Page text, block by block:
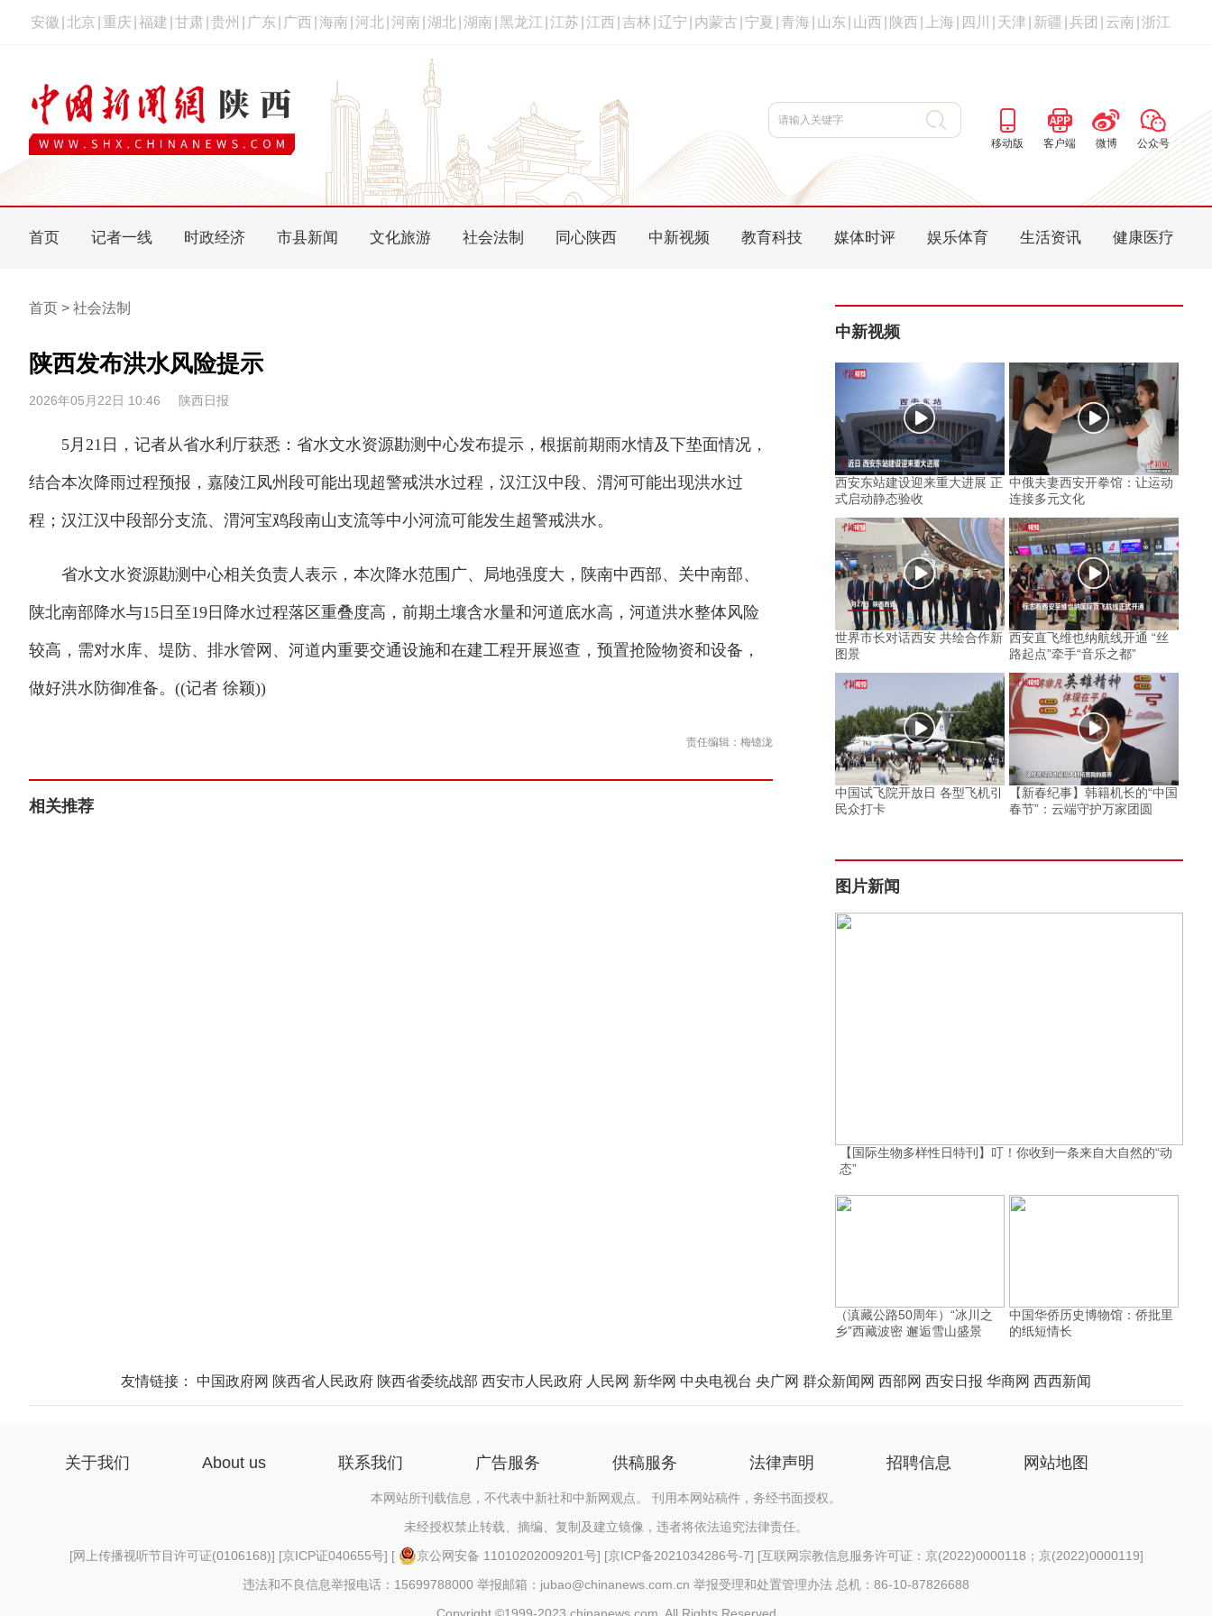
安徽 北京 重庆 福建 甘肃 贵州 广东 广西 海南 河北 河南 湖北 湖南 黑龙江 江苏 江西 吉林 辽宁 内蒙古 宁夏 青海 山东 山西 陕西 上海 四川 天津 新疆 兵团 云南 浙江
移动版 客户端 微博 公众号
首页 记者一线 时政经济 市县新闻 文化旅游 社会法制 同心陕西 中新视频 教育科技 媒体时评 娱乐体育 生活资讯 健康医疗
首页 > 社会法制
陕西发布洪水风险提示
2026年05月22日 10:46 陕西日报
5月21日，记者从省水利厅获悉：省水文水资源勘测中心发布提示，根据前期雨水情及下垫面情况，
结合本次降雨过程预报，嘉陵江凤州段可能出现超警戒洪水过程，汉江汉中段、渭河可能出现洪水过
程；汉江汉中段部分支流、渭河宝鸡段南山支流等中小河流可能发生超警戒洪水。
省水文水资源勘测中心相关负责人表示，本次降水范围广、局地强度大，陕南中西部、关中南部、
陕北南部降水与15日至19日降水过程落区重叠度高，前期土壤含水量和河道底水高，河道洪水整体风险
较高，需对水库、堤防、排水管网、河道内重要交通设施和在建工程开展巡查，预置抢险物资和设备，
做好洪水防御准备。((记者 徐颖))
责任编辑：梅镱泷
相关推荐
中新视频
西安东站建设迎来重大进展 正
式启动静态验收
中俄夫妻西安开拳馆：让运动
连接多元文化
世界市长对话西安 共绘合作新
图景
西安直飞维也纳航线开通 “丝
路起点”牵手“音乐之都”
中国试飞院开放日 各型飞机引
民众打卡
【新春纪事】韩籍机长的“中国
春节”：云端守护万家团圆
图片新闻
【国际生物多样性日特刊】叮！你收到一条来自大自然的“动
态”
（滇藏公路50周年）“冰川之
乡”西藏波密 邂逅雪山盛景
中国华侨历史博物馆：侨批里
的纸短情长
友情链接： 中国政府网 陕西省人民政府 陕西省委统战部 西安市人民政府 人民网 新华网 中央电视台 央广网 群众新闻网 西部网 西安日报 华商网 西西新闻
关于我们 About us 联系我们 广告服务 供稿服务 法律声明 招聘信息 网站地图
本网站所刊载信息，不代表中新社和中新网观点。 刊用本网站稿件，务经书面授权。
未经授权禁止转载、摘编、复制及建立镜像，违者将依法追究法律责任。
[网上传播视听节目许可证(0106168)] [京ICP证040655号] [ 京公网安备 11010202009201号] [京ICP备2021034286号-7] [互联网宗教信息服务许可证：京(2022)0000118；京(2022)0000119]
违法和不良信息举报电话：15699788000 举报邮箱：jubao@chinanews.com.cn 举报受理和处置管理办法 总机：86-10-87826688